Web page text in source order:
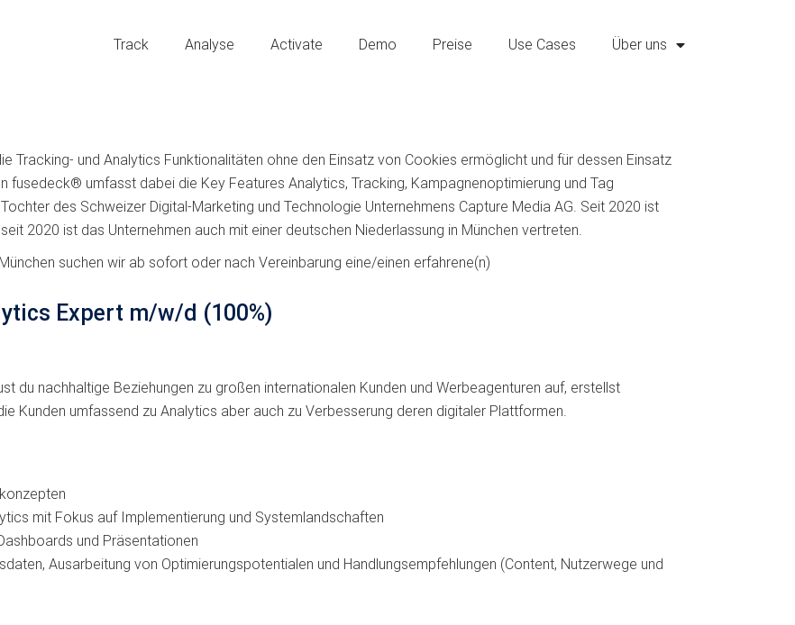
Track Analyse Activate Demo Preise Use Cases Über uns
Tracking- und Analytics Funktionalitäten ohne den Einsatz von Cookies ermöglicht und für dessen Einsatz
fusedeck® umfasst dabei die Key Features Analytics, Tracking, Kampagnenoptimierung und Tag
des Schweizer Digital-Marketing und Technologie Unternehmens Capture Media AG. Seit 2020 ist
2020 ist das Unternehmen auch mit einer deutschen Niederlassung in München vertreten.
suchen wir ab sofort oder nach Vereinbarung eine/einen erfahrene(n)
Expert m/w/d (100%)
du nachhaltige Beziehungen zu großen internationalen Kunden und Werbeagenturen auf, erstellst
Kunden umfassend zu Analytics aber auch zu Verbesserung deren digitaler Plattformen.
mit Fokus auf Implementierung und Systemlandschaften
und Präsentationen
Ausarbeitung von Optimierungspotentialen und Handlungsempfehlungen (Content, Nutzerwege und